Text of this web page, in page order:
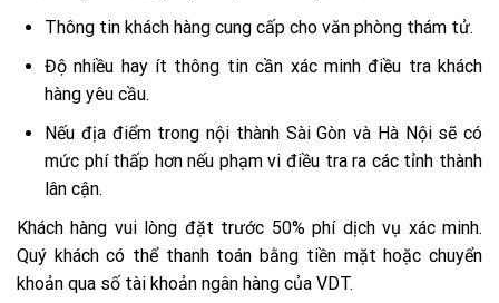
Thông tin khách hàng cung cấp cho văn phòng thám tử.
Độ nhiều hay ít thông tin cần xác minh điều tra khách
hàng yêu cầu.
Nếu địa điểm trong nội thành Sài Gòn và Hà Nội sẽ có
mức phí thấp hơn nếu phạm vi điều tra ra các tỉnh thành
lân cận.
Khách hàng vui lòng đặt trước 50% phí dịch vụ xác minh.
Quý khách có thể thanh toán bằng tiền mặt hoặc chuyển
khoản qua số tài khoản ngân hàng của VDT.